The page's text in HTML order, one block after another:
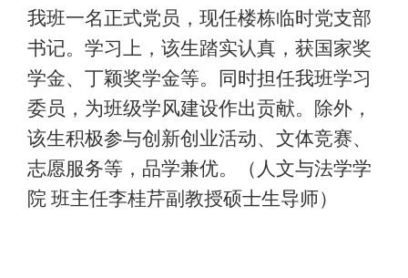
我班一名正式党员，现任楼栋临时党支部
书记。学习上，该生踏实认真，获国家奖
学金、丁颖奖学金等。同时担任我班学习
委员，为班级学风建设作出贡献。除外，
该生积极参与创新创业活动、文体竞赛、
志愿服务等，品学兼优。（人文与法学学
院 班主任李桂芹副 教授硕士生导师）